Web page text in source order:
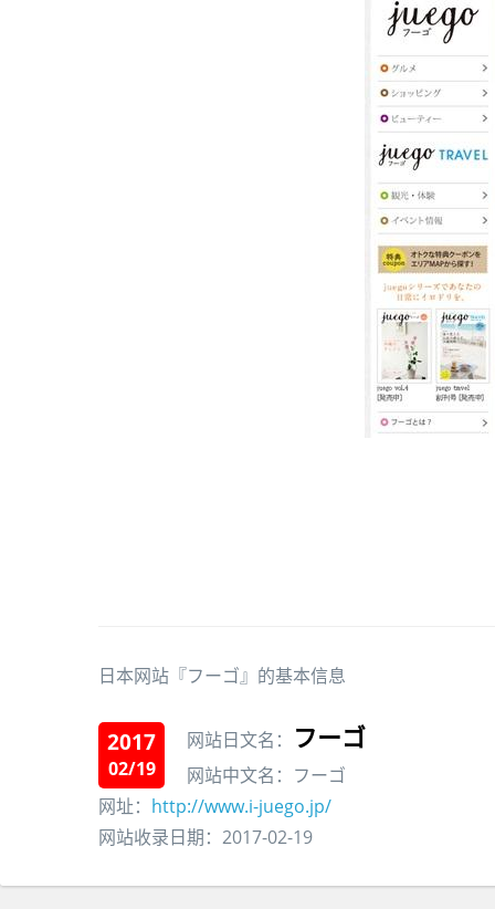
日本网站『フーゴ』的基本信息
2017
02/19
网站日文名： フーゴ
网站中文名：フーゴ
网址： http://www.i-juego.jp/
网站收录日期：2017-02-19